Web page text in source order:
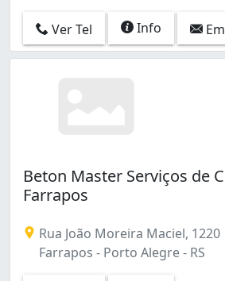
Ver Tel Info
Beton Master Serviços de
Farrapos
Rua João Moreira Maciel, 1220
Farrapos - Porto Alegre - RS